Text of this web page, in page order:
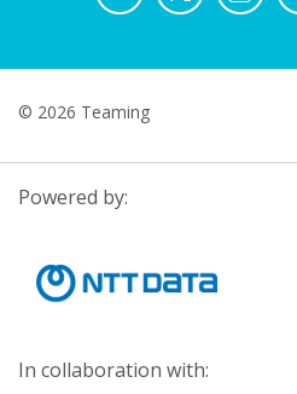
© 2026 Teaming
Powered by:
In collaboration with: